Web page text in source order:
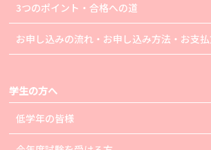
3つのポイント・合格への道
お申し込みの流れ・お申し込み方法・お支
学生の方へ
低学年の皆様